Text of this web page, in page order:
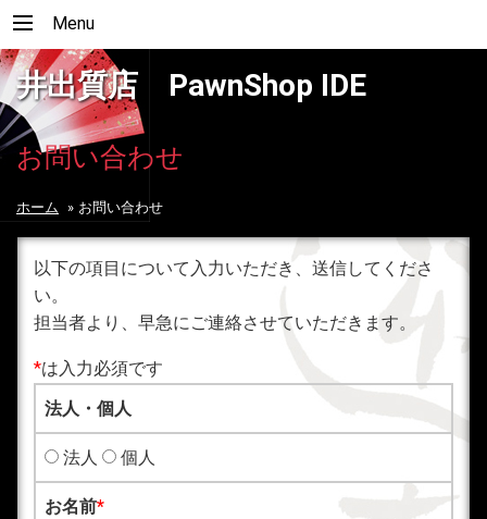
Menu
井出質店 PawnShop IDE
お問い合わせ
ホーム » お問い合わせ
以下の項目について入力いただき、送信してくださ
い。
担当者より、早急にご連絡させていただきます。
*は入力必須です
法人・個人
法人 個人
お名前*